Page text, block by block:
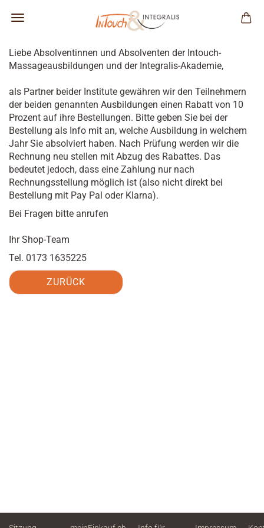
Liebe Absolventinnen und Absolventen der Intouch-
Massageausbildungen und der Integralis-Akademie,
als Partner beider Institute gewähren wir den Teilnehmern
der beiden genannten Ausbildungen einen Rabatt von 10
Prozent auf ihre Bestellungen. Bitte geben Sie bei der
Bestellung als Info mit an, welche Ausbildung in welchem
Jahr Sie absolviert haben. Nach Prüfung werden wir die
Rechnung neu stellen mit Abzug des Rabattes. Das
bedeutet jedoch, dass eine Zahlung nur nach
Rechnungsstellung möglich ist (also nicht direkt bei
Bestellung mit Pay Pal oder Klarna).
Bei Fragen bitte anrufen
Ihr Shop-Team
Tel. 0173 1635225
ZURÜCK